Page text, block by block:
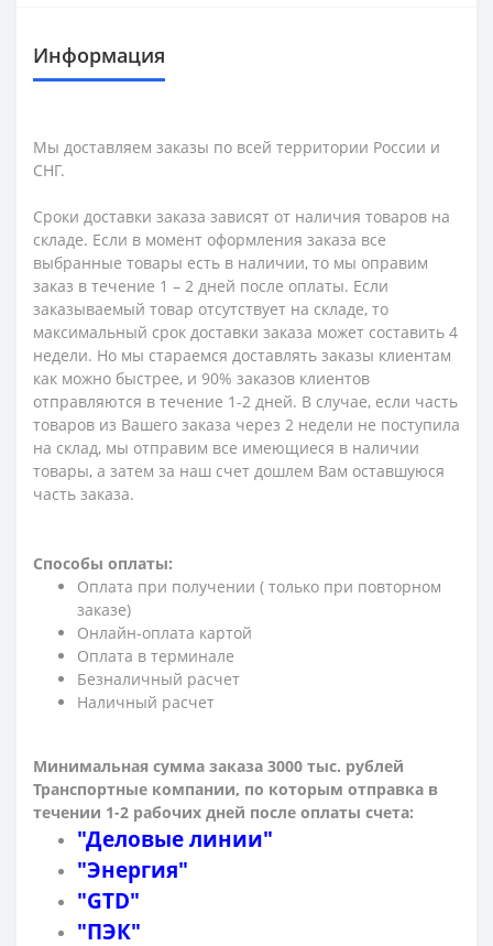
Информация
Мы доставляем заказы по всей территории России и
СНГ.
Сроки доставки заказа зависят от наличия товаров на
складе. Если в момент оформления заказа все
выбранные товары есть в наличии, то мы оправим
заказ в течение 1 – 2 дней после оплаты. Если
заказываемый товар отсутствует на складе, то
максимальный срок доставки заказа может составить 4
недели. Но мы стараемся доставлять заказы клиентам
как можно быстрее, и 90% заказов клиентов
отправляются в течение 1-2 дней. В случае, если часть
товаров из Вашего заказа через 2 недели не поступила
на склад, мы отправим все имеющиеся в наличии
товары, а затем за наш счет дошлем Вам оставшуюся
часть заказа.
Способы оплаты:
Оплата при получении ( только при повторном
заказе)
Онлайн-оплата картой
Оплата в терминале
Безналичный расчет
Наличный расчет
Минимальная сумма заказа 3000 тыс. рублей
Транспортные компании, по которым отправка в
течении 1-2 рабочих дней после оплаты счета:
"Деловые линии"
"Энергия"
"GTD"
"ПЭК"